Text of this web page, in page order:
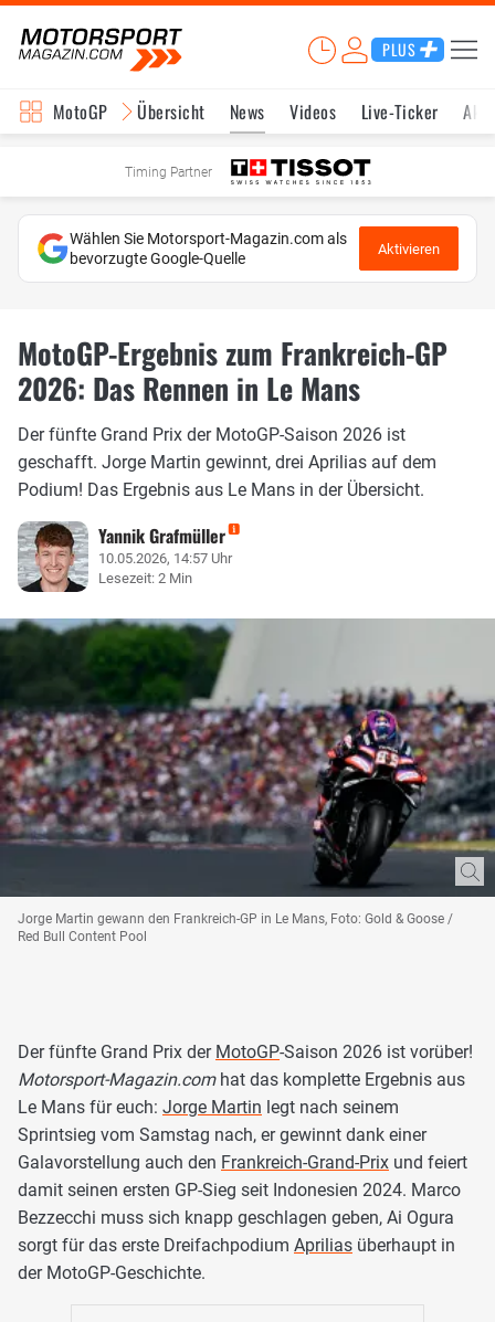
PLUS
MotoGP Übersicht News Videos Live-Ticker
Timing Partner
Wählen Sie Motorsport-Magazin.com als
bevorzugte Google-Quelle
Aktivieren
MotoGP-Ergebnis zum Frankreich-GP
2026: Das Rennen in Le Mans
Der fünfte Grand Prix der MotoGP-Saison 2026 ist
geschafft. Jorge Martin gewinnt, drei Aprilias auf dem
Podium! Das Ergebnis aus Le Mans in der Übersicht.
Yannik Grafmüller
10.05.2026, 14:57 Uhr
Lesezeit: 2 Min
Jorge Martin gewann den Frankreich-GP in Le Mans, Foto: Gold & Goose /
Red Bull Content Pool
Der fünfte Grand Prix der MotoGP-Saison 2026 ist vorüber!
Motorsport-Magazin.com hat das komplette Ergebnis aus
Le Mans für euch: Jorge Martin legt nach seinem
Sprintsieg vom Samstag nach, er gewinnt dank einer
Galavorstellung auch den Frankreich-Grand-Prix und feiert
damit seinen ersten GP-Sieg seit Indonesien 2024. Marco
Bezzecchi muss sich knapp geschlagen geben, Ai Ogura
sorgt für das erste Dreifachpodium Aprilias überhaupt in
der MotoGP-Geschichte.